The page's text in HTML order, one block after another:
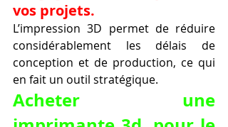
vos projets.
L’impression 3D permet de réduire
considérablement les délais de
conception et de production, ce qui
en fait un outil stratégique.
Acheter une